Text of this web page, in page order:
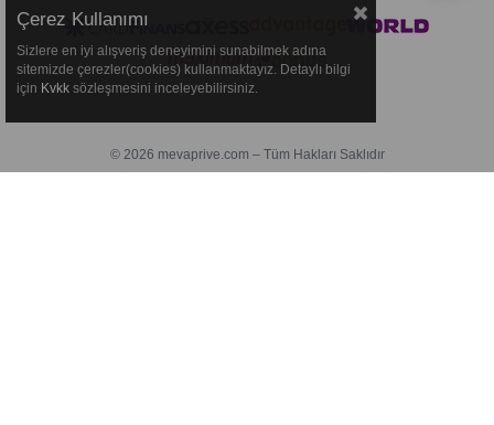
© 2026 mevaprive.com – Tüm Hakları Saklıdır
Reklamlar yönetimiPrime Effect Digitaltarafından yürütülmektedir.
Çerez Kullanımı
Sizlere en iyi alışveriş deneyimini sunabilmek adına
sitemizde çerezler(cookies) kullanmaktayız. Detaylı bilgi
için Kvkk sözleşmesini inceleyebilirsiniz.